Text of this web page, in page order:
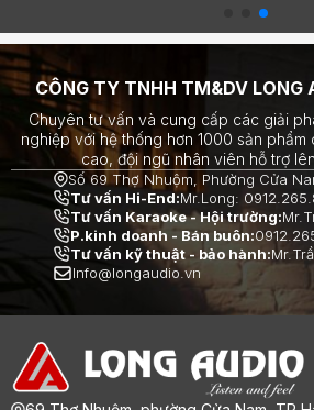
CÔNG TY TNHH TM&DV LONG
Chuyên tư vấn và cung cấp các giải
nghiệp với hệ thống hơn 1000 sản phẩm
cao, đội ngũ nhân viên hỗ trợ
Số 69 Thợ Nhuộm, Phường Cửa
Tư vấn Hi-End:Mr.Long:
Tư vấn Karaoke - Hội trường:
P.kinh doanh - Bán buôn:
Tư vấn kỹ thuật - bảo hành:
Info@longaudio.vn